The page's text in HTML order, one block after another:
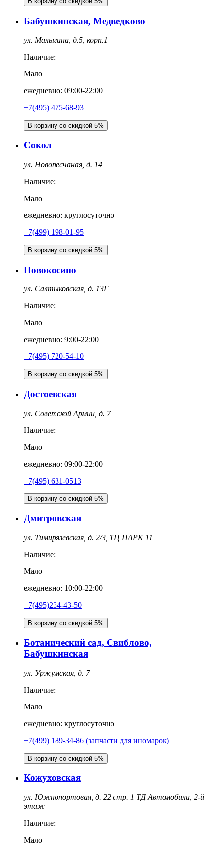
Бабушкинская, Медведково
ул. Малыгина, д.5, корп.1
Наличие:
Мало
ежедневно: 09:00-22:00
+7(495) 475-68-93
В корзину со скидкой 5%
Сокол
ул. Новопесчаная, д. 14
Наличие:
Мало
ежедневно: круглосуточно
+7(499) 198-01-95
В корзину со скидкой 5%
Новокосино
ул. Салтыковская, д. 13Г
Наличие:
Мало
ежедневно: 9:00-22:00
+7(495) 720-54-10
В корзину со скидкой 5%
Достоевская
ул. Советской Армии, д. 7
Наличие:
Мало
ежедневно: 09:00-22:00
+7(495) 631-0513
В корзину со скидкой 5%
Дмитровская
ул. Тимирязевская, д. 2/3, ТЦ ПАРК 11
Наличие:
Мало
ежедневно: 10:00-22:00
+7(495)234-43-50
В корзину со скидкой 5%
Ботанический сад, Свиблово,
Бабушкинская
ул. Уржумская, д. 7
Наличие:
Мало
ежедневно: круглосуточно
+7(499) 189-34-86 (запчасти для иномарок)
В корзину со скидкой 5%
Кожуховская
ул. Южнопортовая, д. 22 стр. 1 ТД Автомобили, 2-й
этаж
Наличие:
Мало